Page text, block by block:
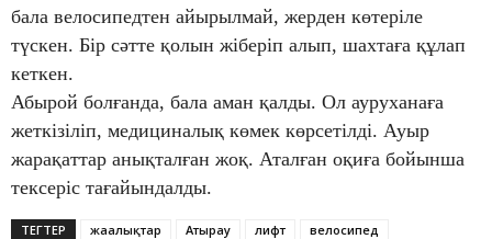
бала велосипедтен айырылмай, жерден көтеріле
түскен. Бір сәтте қолын жіберіп алып, шахтаға құлап
кеткен.
Абырой болғанда, бала аман қалды. Ол ауруханаға
жеткізіліп, медициналық көмек көрсетілді. Ауыр
жарақаттар анықталған жоқ. Аталған оқиға бойынша
тексеріс тағайындалды.
ТЕГТЕР жаңалықтар Атырау лифт велосипед